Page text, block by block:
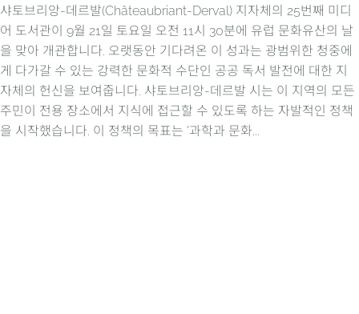
샤토브리앙-데르발(Châteaubriant-Derval) 지자체의 25번째 미디
어 도서관이 9월 21일 토요일 오전 11시 30분에 유럽 문화유산의 날
을 맞아 개관합니다. 오랫동안 기다려온 이 성과는 광범위한 청중에
게 다가갈 수 있는 강력한 문화적 수단인 공공 독서 발전에 대한 지
자체의 헌신을 보여줍니다. 샤토브리앙-데르발 시는 이 지역의 모든
주민이 전용 장소에서 지식에 접근할 수 있도록 하는 자발적인 정책
을 시작했습니다. 이 정책의 목표는 '과학과 문화...